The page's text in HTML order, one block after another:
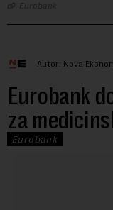
Eurobank
Autor: Nova
Eurobank
za
Eurobank